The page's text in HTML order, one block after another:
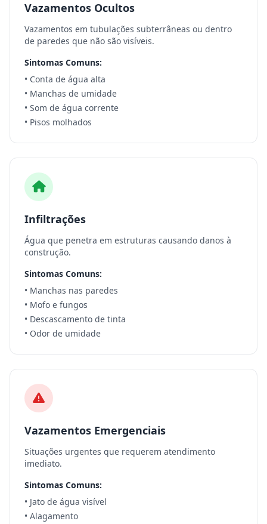
Vazamentos Ocultos
Vazamentos em tubulações subterrâneas ou dentro
de paredes que não são visíveis.
Sintomas Comuns:
• Conta de água alta
• Manchas de umidade
• Som de água corrente
• Pisos molhados
Infiltrações
Água que penetra em estruturas causando danos à
construção.
Sintomas Comuns:
• Manchas nas paredes
• Mofo e fungos
• Descascamento de tinta
• Odor de umidade
Vazamentos Emergenciais
Situações urgentes que requerem atendimento
imediato.
Sintomas Comuns:
• Jato de água visível
• Alagamento